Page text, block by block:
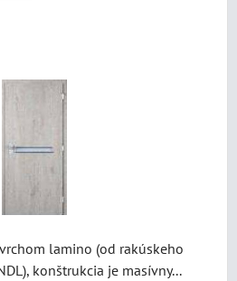
lamino (od rakúskeho
konštrukcia je masívny...